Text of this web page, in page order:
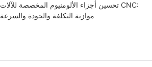
تحسين أجزاء الألومنيوم المخصصة للآلات CNC:
موازنة التكلفة والجودة والسرعة